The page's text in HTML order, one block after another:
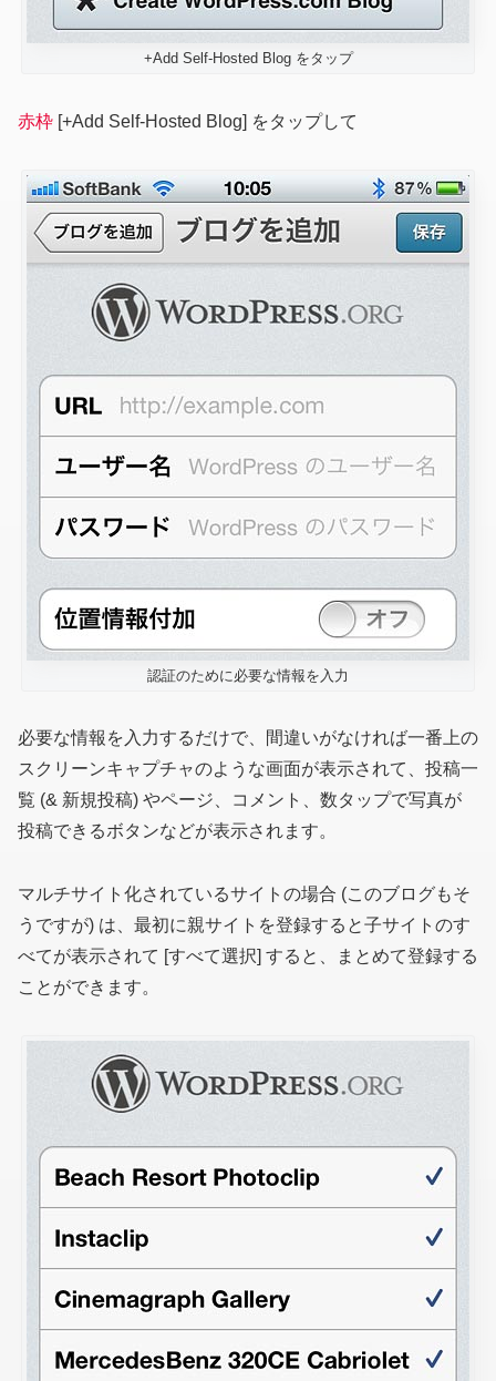
+Add Self-Hosted Blog をタップ
赤枠 [+Add Self-Hosted Blog] をタップして
認証のために必要な情報を入力
必要な情報を入力するだけで、間違いがなければ一番上の
スクリーンキャプチャのような画面が表示されて、投稿一
覧 (& 新規投稿) やページ、コメント、数タップで写真が
投稿できるボタンなどが表示されます。
マルチサイト化されているサイトの場合 (このブログもそ
うですが) は、最初に親サイトを登録すると子サイトのす
べてが表示されて [すべて選択] すると、まとめて登録する
ことができます。